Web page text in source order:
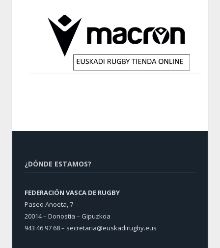
¿DÓNDE ESTAMOS?
FEDERACIÓN VASCA DE RUGBY
Paseo Anoeta, 7
20014 – Donostia – Gipuzkoa
943 46 97 68 – secretaria@euskadirugby.eus